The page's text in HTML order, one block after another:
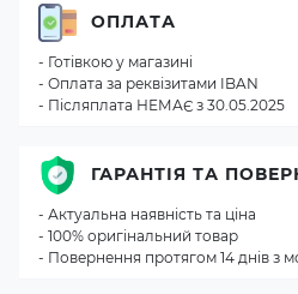
ОПЛАТА
- Готівкою у магазині
- Оплата за реквізитами IBAN
- Післяплата НЕМАЄ з 30.05.2025
ГАРАНТІЯ ТА
- Актуальна наявність та ціна
- 100% оригінальний товар
- Повернення протягом 14 днів з